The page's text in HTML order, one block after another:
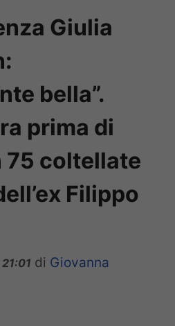
Giulia
bella”.
prima di
75 coltellate
Filippo
di Giovanna